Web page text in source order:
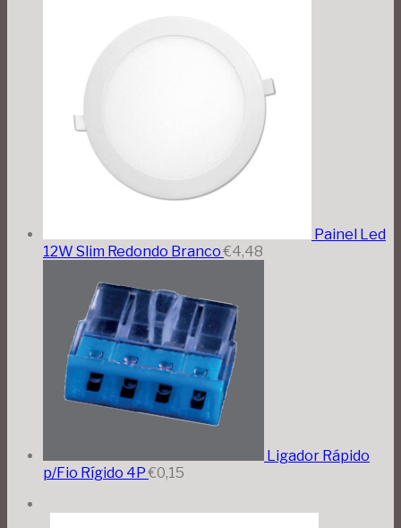
Painel Led
12W Slim Redondo Branco €4,48
Ligador Rápido
p/Fio Rígido 4P €0,15